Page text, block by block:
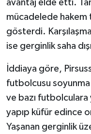
avantaj elde etti.
mücadelede hakem
gösterdi.
ise gerginlik saha
İddiaya göre,
futbolcusu
ve bazı
yapıp küfür edince
Yaşanan gerginlik
İş Dünyası
Jandarma
KÜLTÜR SANAT
Otomobil